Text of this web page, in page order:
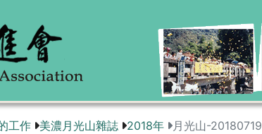
工作 美濃月光山雜誌 2018年 月光山-20180719